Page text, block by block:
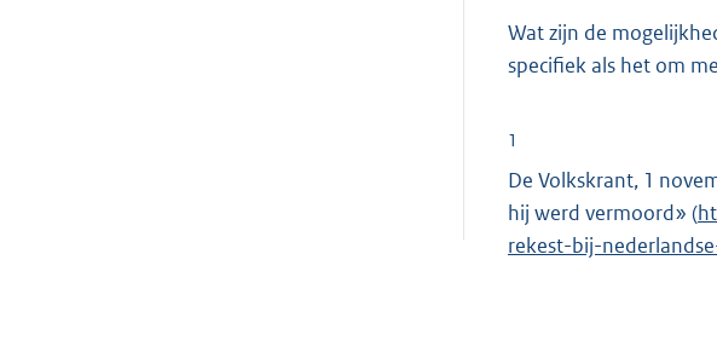
Wat zijn de
specifiek als het om
1
De Volkskrant, 1
hij werd vermoord» (E
x
rekest-bij-